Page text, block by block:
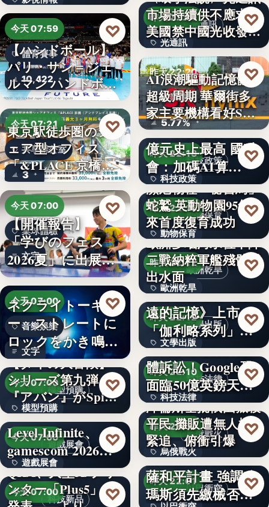
12
作エ…
今天 07:59
體育賽事
10,422
【ハンドボール】
パリ・サン＝ジェ
ルマン ハンドボー
ルジ…
♡
今天 07:21
共享辦公室
3
東京駅徒歩圏のシ
ェア型オフィス
「&PLACE 京橋
（アン…
♡
今天 07:00
桌球體驗
文字
【開催報告】
「学びのフェス
2026夏」に出展
Ｔリー…
♡
今天 07:00
音樂娛樂
文字
ネクライトーキ
ー、ストレートに
ロックをかき鳴ら
す新曲「余…
♡
模型預購
今天 07:00
模型預購
65,780
【ダイの大冒険】
シリーズ第九弾
『アバン』がSpi…
♡
遊戲展會
今天 07:00
遊戲展會
文字
Level Infinite、
gamescom 2026…
♡
科技新品
今天 07:00
QIDI、大型3Dプリ
ンター「Plus5」を
♡
文字
光通訊
昨天 22:20
光通訊
672%
市場持續供不應求
美國禁中國光收發器
有…
♡
昨天 22:20
產業趨勢
5.77%
AI浪潮驅動記憶體
超級周期 華爾街多
家主要機構看好SK
海…
♡
科技政策
昨天 22:18
科技政策
文字
2027科技預算1823
億元史上最高 國科
會：加碼AI算…
♡
動物保育
昨天 22:16
動物保育
95
瀕危物種「秘書鳥」
蛇鷲 英動物園95年
來首度復育成功
♡
歐洲乾旱
昨天 22:12
歐洲乾旱
200
歐洲多瑙河水位下降
二戰納粹軍艦殘骸露
出水面
♡
文學出版
昨天 22:12
文學出版
文字
東野圭吾遺作《永
遠的記憶》上市
「伽利略系列」正
式結束
♡
科技法律
昨天 22:10
科技法律
文字
88萬家企業納入集
體訴訟！Google恐
面臨50億英鎊天…
♡
烏俄戰火
昨天 22:03
烏俄戰火
967
澤倫斯基批俄國獵殺
平民 攤販遭無人機
緊追、俯衝引爆
♡
以巴衝突
昨天 22:01
納坦雅胡未同意加
薩和平計畫 強調哈
瑪斯須先繳械否則
♡
打臉川普和平方案？
納坦雅胡強硬表態：
哈瑪斯不繳械，以軍
店家「蓋住蔣萬安